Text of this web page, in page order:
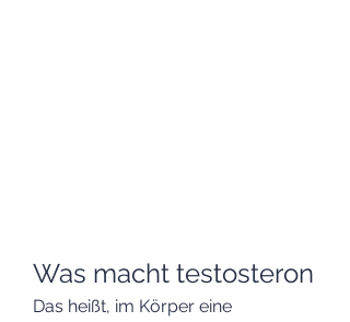
Was macht testosteron
Das heißt, im Körper eine